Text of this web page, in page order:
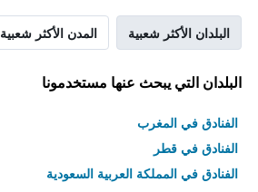
البلدان الأكثر شعبية المدن الأكثر شعبية
البلدان التي يبحث عنها مستخدمونا
الفنادق في المغرب
الفنادق في قطر
الفنادق في المملكة العربية السعودية